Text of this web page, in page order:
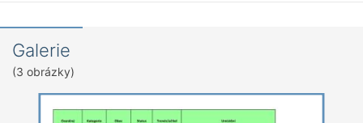
Galerie
(3 obrázky)